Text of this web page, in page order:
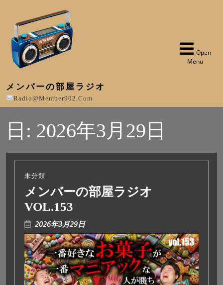
メンバーの部屋ラジオ
Radio@member902.com
Open
Menu
日: 2026年3月29日
未分類
メンバーの部屋ラジオ
VOL.153
2026年3月29日